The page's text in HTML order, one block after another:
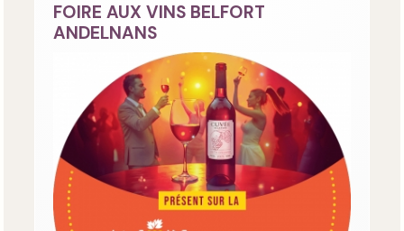
FOIRE AUX VINS BELFORT
ANDELNANS